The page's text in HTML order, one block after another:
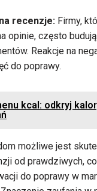
recenzje: Firmy,
opinie, często
Reakcje na
do poprawy.
kcal: odkryj
możliwe jest
od prawdziwych,
do poprawy w